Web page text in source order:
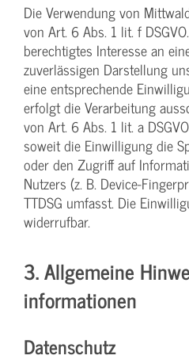
Die Verwendung von
von Art. 6 Abs. 1 lit. f
berechtigtes Interesse an
zuverlässigen Darstellung
eine entsprechende
erfolgt die Verarbeitung
von Art. 6 Abs. 1 lit. a
soweit die Einwilligung die
oder den Zugriff auf
Nutzers (z. B. Device-
TTDSG umfasst. Die
widerrufbar.
3. Allgemeine
informationen
Datenschutz